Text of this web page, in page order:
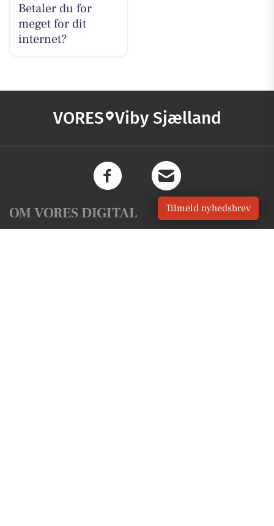
Betaler du for
meget for dit
internet?
VORES Viby Sjælland
OM VORES DIGITAL Tilmeld nyhedsbrev